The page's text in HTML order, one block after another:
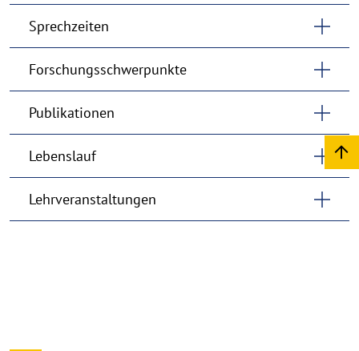
Sprechzeiten
Forschungsschwerpunkte
Publikationen
Lebenslauf
Lehrveranstaltungen